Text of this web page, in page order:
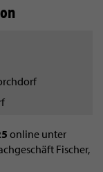
online unter
Fischer,